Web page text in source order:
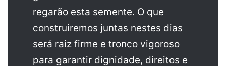
regarão esta semente. O que
construiremos juntas nestes dias
será raiz firme e tronco vigoroso
para garantir dignidade, direitos e